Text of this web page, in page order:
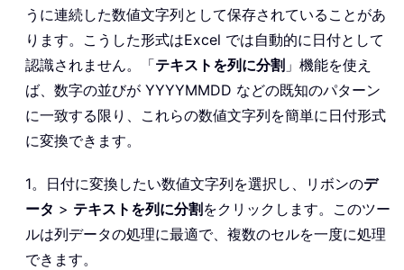
うに連続した数値文字列として保存されていることがあ
ります。こうした形式はExcel では自動的に日付として
認識されません。「テキストを列に分割 」機能を使え
ば、数字の並びが YYYYMMDD などの既知のパターン
に一致する限り、これらの数値文字列を簡単に日付形式
に変換できます。
1。日付に変換したい数値文字列を選択し、リボンのデ
ータ > テキストを列に分割 をクリックします。このツー
ルは列データの処理に最適で、複数のセルを一度に処理
できます。